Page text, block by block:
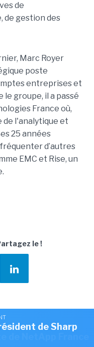
de Visma
de NetApp France
de
de gestion des
Marc Royer
poste
entreprises et
groupe, il a passé
France où,
l'analytique et
25 années
fréquenter d’autres
EMC et Rise, un
le !
plus de 50000
de Sharp